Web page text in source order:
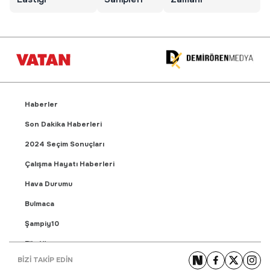
Haberler
Son Dakika Haberleri
2024 Seçim Sonuçları
Çalışma Hayatı Haberleri
Hava Durumu
Bulmaca
Şampiy10
Fikstür
Puan Durumu
BİZİ TAKİP EDİN